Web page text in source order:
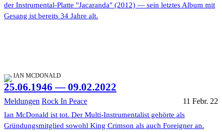
der Instrumental-Platte "Jacaranda" (2012) — sein letztes Album mit
Gesang ist bereits 34 Jahre alt.
IAN MCDONALD
25.06.1946 — 09.02.2022
Meldungen Rock In Peace 11 Febr. 22
Ian McDonald ist tot. Der Multi-Instrumentalist gehörte als
Gründungsmitglied sowohl King Crimson als auch Foreigner an.